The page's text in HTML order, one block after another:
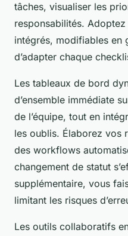
tâches, visualiser les
responsabilités.
intégrés, modifiables en
d’adapter chaque
Les tableaux de bord
d’ensemble immédiate
de l’équipe, tout en
les oublis. Élaborez vos
des workflows
changement de statut
supplémentaire, vous
limitant les risques
Les outils collaboratifs